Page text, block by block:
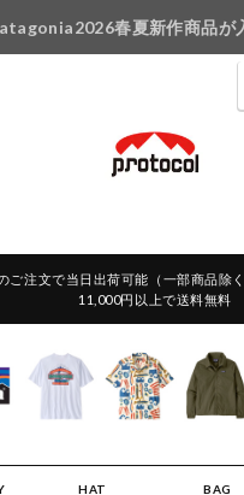
春夏新作商品が
ご注文で当日出荷可能（一部商品除
11,000円以上で送料無料
HAT BAG